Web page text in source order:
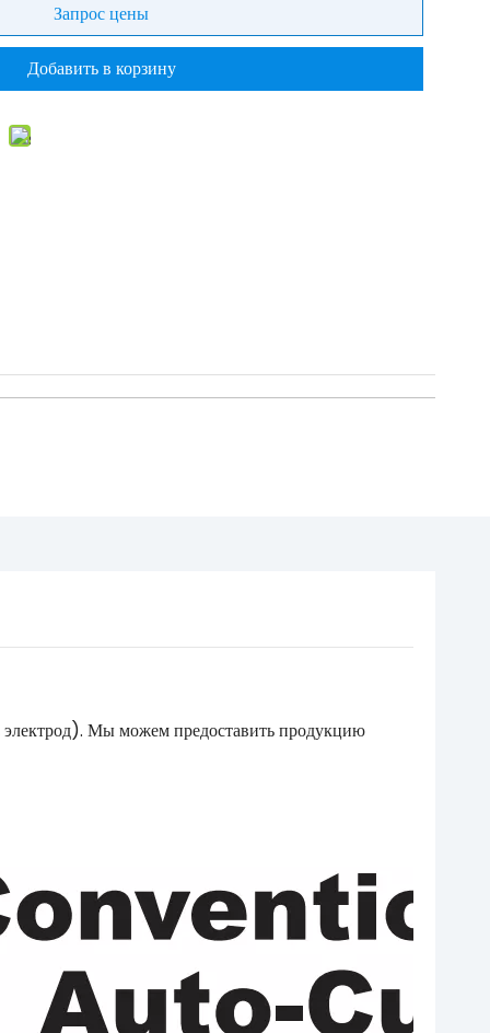
Запрос цены
Добавить в корзину
электрод). Мы можем предоставить продукцию